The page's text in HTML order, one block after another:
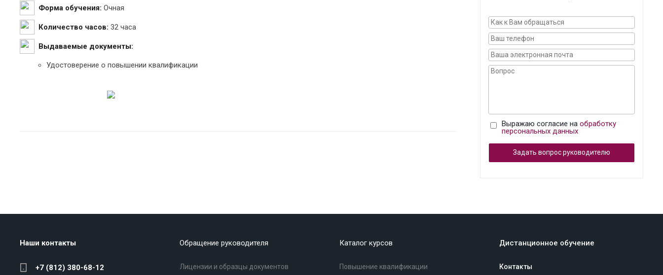
Форма обучения: Очная
Количество часов: 32 часа
Выдаваемые документы:
Удостоверение о повышении квалификации
Выражаю согласие на обработку
персональных данных
Задать вопрос руководителю
Наши контакты
+7 (812) 380-68-12
Обращение руководителя
Лицензии и образцы документов
Каталог курсов
Повышение квалификации
Дистанционное обучение
Контакты